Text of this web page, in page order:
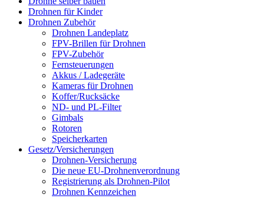
Drohnen für Kinder
Drohnen Zubehör
Drohnen Landeplatz
FPV-Brillen für Drohnen
FPV-Zubehör
Fernsteuerungen
Akkus / Ladegeräte
Kameras für Drohnen
Koffer/Rucksäcke
ND- und PL-Filter
Gimbals
Rotoren
Speicherkarten
Gesetz/Versicherungen
Drohnen-Versicherung
Die neue EU-Drohnenverordnung
Registrierung als Drohnen-Pilot
Drohnen Kennzeichen